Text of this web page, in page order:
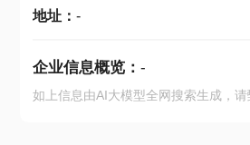
地址： -
企业信息概览： -
如上信息由AI大模型全网搜索生成，